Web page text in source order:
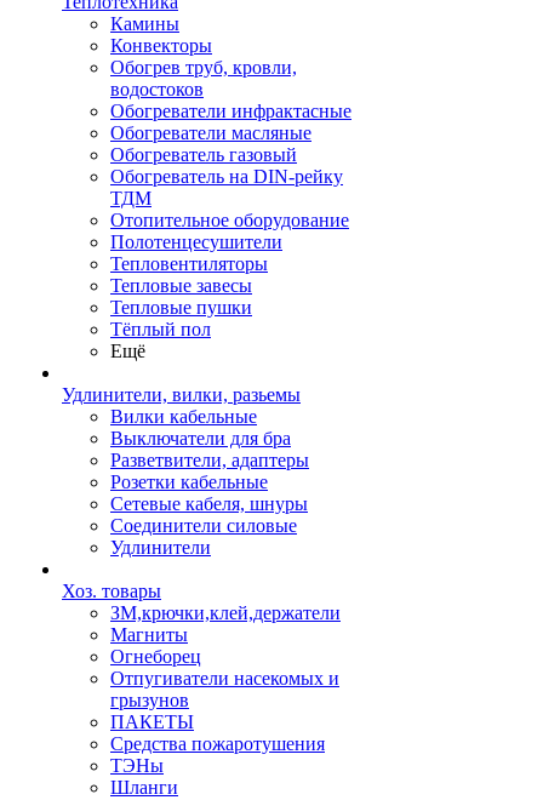
Камины
Конвекторы
Обогрев труб, кровли,
водостоков
Обогреватели инфрактасные
Обогреватели масляные
Обогреватель газовый
Обогреватель на DIN-рейку
ТДМ
Отопительное оборудование
Полотенцесушители
Тепловентиляторы
Тепловые завесы
Тепловые пушки
Тёплый пол
Ещё
Удлинители, вилки, разьемы
Вилки кабельные
Выключатели для бра
Разветвители, адаптеры
Розетки кабельные
Сетевые кабеля, шнуры
Соединители силовые
Удлинители
Хоз. товары
ЗМ,крючки,клей,держатели
Магниты
Огнеборец
Отпугиватели насекомых и
грызунов
ПАКЕТЫ
Средства пожаротушения
ТЭНы
Шланги